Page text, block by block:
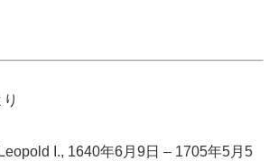
I., 1640年6月9日 – 1705年5月5